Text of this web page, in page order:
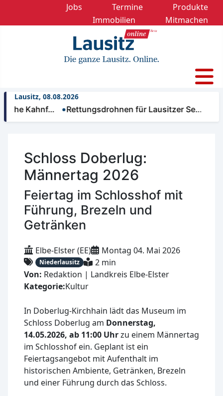
Jobs Termine
Produkte
Immobilien
Mitmachen
Lausitz, 08.08.2026
Kahnf… Rettungsdrohnen für Lausitzer Se…
Schloss Doberlug:
Männertag 2026
Feiertag im Schlosshof mit
Führung, Brezeln und
Getränken
Elbe-Elster (EE) Montag 04. Mai 2026
Niederlausitz
2 min
Von: Redaktion | Landkreis Elbe-Elster
Kategorie:Kultur
In Doberlug-Kirchhain lädt das Museum im
Schloss Doberlug am Donnerstag,
14.05.2026, ab 11:00 Uhrzu einem Männertag
im Schlosshof ein. Geplant ist ein
Feiertagsangebot mit Aufenthalt im
historischen Ambiente, Getränken, Brezeln
und einer Führung durch das Schloss.